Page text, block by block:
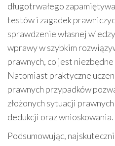
długotrwałego
testów i zagadek
sprawdzenie własnej
wprawy w szybkim
prawnych, co jest
Natomiast praktyczne
prawnych przypadków
złożonych sytuacji
dedukcji oraz wnioskowania.
Podsumowując,